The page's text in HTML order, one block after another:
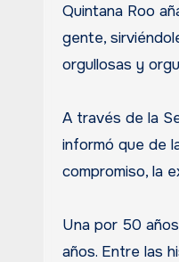
Quintana Roo
gente,
orgullosas y
A través de la
informó que de
compromiso, la
Una por 50
años. Entre las